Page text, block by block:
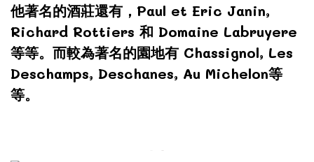
他著名的酒莊還有， Paul et Eric Janin,
Richard Rottiers 和 Domaine Labruyere
等等。而較為著名的園地有 Chassignol, Les
Deschamps, Deschanes, Au Michelon等
等。